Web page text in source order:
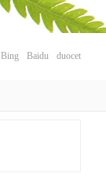
Bing Baidu duocet